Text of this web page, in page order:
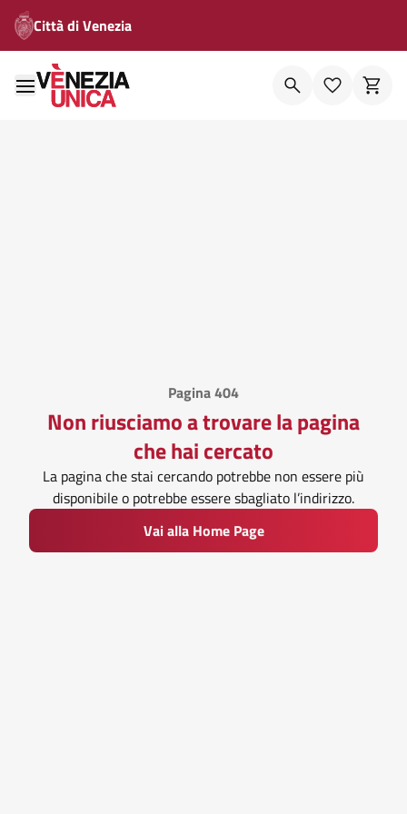
Città di Venezia
Pagina 404
Non riusciamo a trovare la pagina
che hai cercato
La pagina che stai cercando potrebbe non essere più
disponibile o potrebbe essere sbagliato l’indirizzo.
Vai alla Home Page